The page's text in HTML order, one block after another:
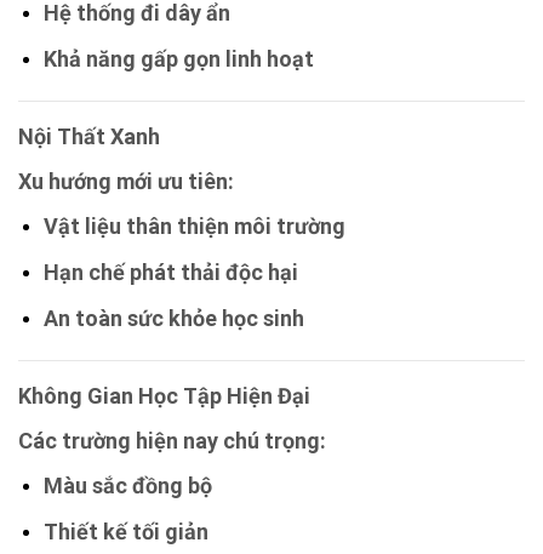
Hệ thống đi dây ẩn
Khả năng gấp gọn linh hoạt
Nội Thất Xanh
Xu hướng mới ưu tiên:
Vật liệu thân thiện môi trường
Hạn chế phát thải độc hại
An toàn sức khỏe học sinh
Không Gian Học Tập Hiện Đại
Các trường hiện nay chú trọng:
Màu sắc đồng bộ
Thiết kế tối giản